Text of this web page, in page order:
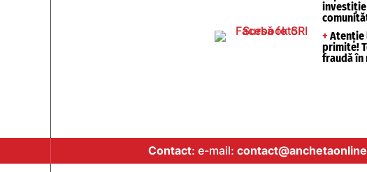
+ Atenție
primite!
fraudă în
Contact: e-mail: